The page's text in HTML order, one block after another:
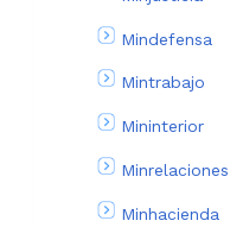
Mindefensa
Mintrabajo
Mininterior
Minrelaciones
Minhacienda